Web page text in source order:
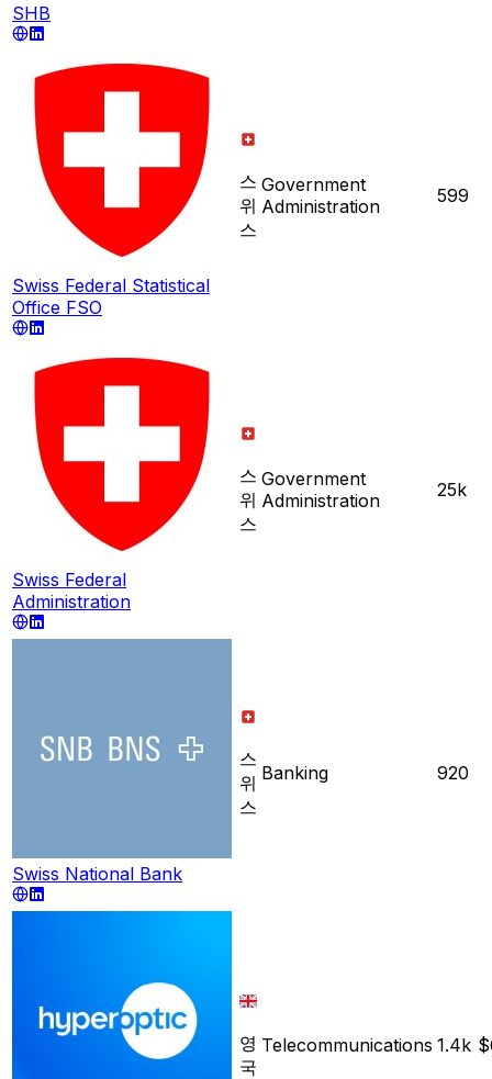
SHB
Swiss Federal Statistical
Office FSO
스
위
스
Government
Administration
599
Swiss Federal
Administration
스
위
스
Government
Administration
25k
Swiss National Bank
스
위
스
Banking 920
영
국
Telecommunications 1.4k